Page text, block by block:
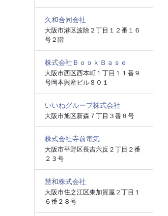
久和合同会社
大阪市港区波除２丁目１２番１６
号２階
株式会社ＢｏｏｋＢａｓｅ
大阪市西区西本町１丁目１１番９
号岡本興産ビル８０１
いいねグループ株式会社
大阪市旭区新森７丁目３番８号
株式会社寺前電気
大阪市平野区長吉六反２丁目２番
２３号
慧和株式会社
大阪市住之江区東加賀屋２丁目１
６番２８号